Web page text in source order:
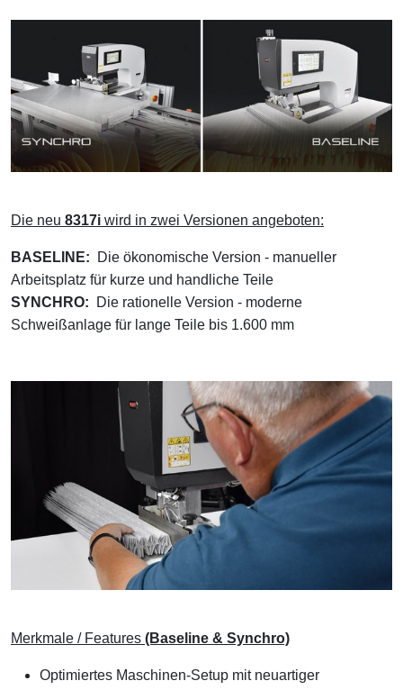
Die neu 8317i wird in zwei Versionen angeboten:
BASELINE: Die ökonomische Version - manueller
Arbeitsplatz für kurze und handliche Teile
SYNCHRO: Die rationelle Version - moderne
Schweißanlage für lange Teile bis 1.600 mm
Merkmale / Features (Baseline & Synchro)
Optimiertes Maschinen-Setup mit neuartiger